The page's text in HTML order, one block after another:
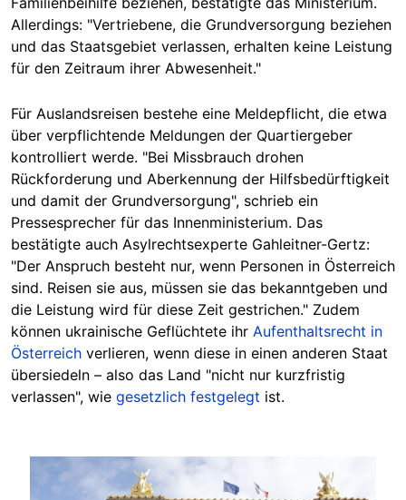
Allerdings: "Vertriebene, die Grundversorgung beziehen
und das Staatsgebiet verlassen, erhalten keine Leistung
für den Zeitraum ihrer Abwesenheit."
Für Auslandsreisen bestehe eine Meldepflicht, die etwa
über verpflichtende Meldungen der Quartiergeber
kontrolliert werde. "Bei Missbrauch drohen
Rückforderung und Aberkennung der Hilfsbedürftigkeit
und damit der Grundversorgung", schrieb ein
Pressesprecher für das Innenministerium. Das
bestätigte auch Asylrechtsexperte Gahleitner-Gertz:
"Der Anspruch besteht nur, wenn Personen in Österreich
sind. Reisen sie aus, müssen sie das bekanntgeben und
die Leistung wird für diese Zeit gestrichen." Zudem
können ukrainische Geflüchtete ihr Aufenthaltsrecht in
Österreich verlieren, wenn diese in einen anderen Staat
übersiedeln – also das Land "nicht nur kurzfristig
verlassen", wie gesetzlich festgelegt ist.